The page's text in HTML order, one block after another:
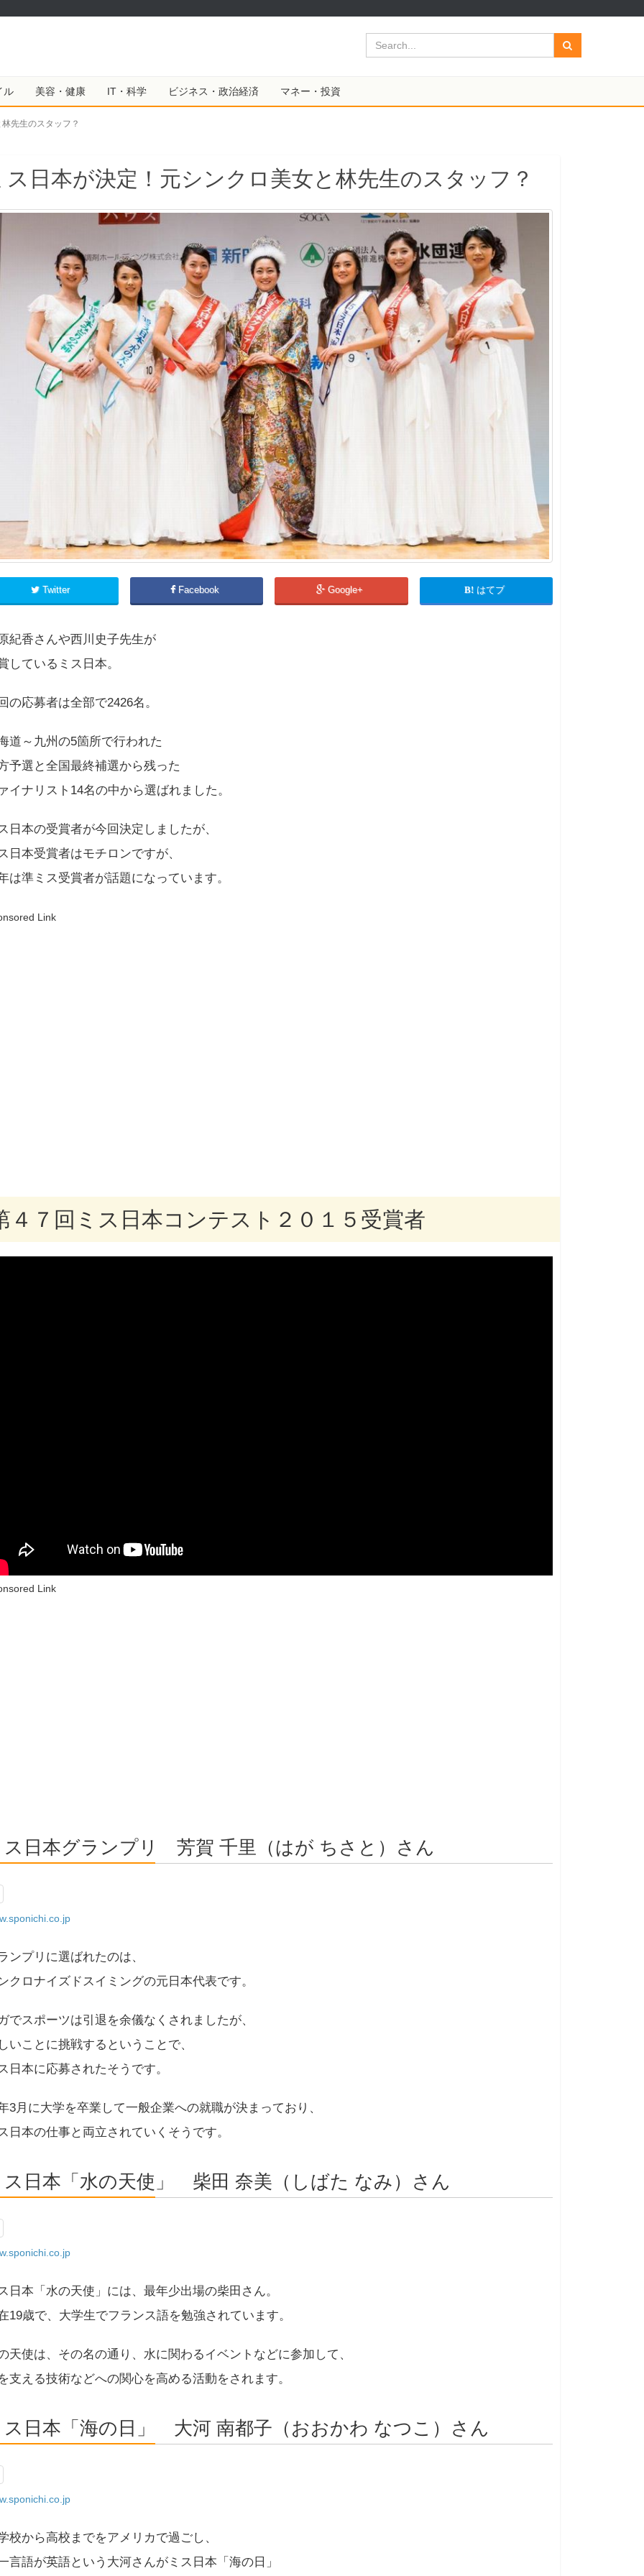
ル 美容・健康 IT・科学 ビジネス・政治経済 マネー・投資
先生のスタッフ？
ス日本が決定！元シンクロ美女と林先生のスタッフ？
Twitter Facebook Google+ はてブ
紀香さんや西川史子先生が
しているミス日本。
の応募者は全部で2426名。
道～九州の5箇所で行われた
予選と全国最終補選から残った
イナリスト14名の中から選ばれました。
日本の受賞者が今回決定しましたが、
日本受賞者はモチロンですが、
は準ミス受賞者が話題になっています。
Link
４７回ミス日本コンテスト２０１５受賞者
Link
ス日本グランプリ 芳賀 千里（はが ちさと）さん
ンプリに選ばれたのは、
クロナイズドスイミングの元日本代表です。
でスポーツは引退を余儀なくされましたが、
いことに挑戦するということで、
日本に応募されたそうです。
3月に大学を卒業して一般企業への就職が決まっており、
日本の仕事と両立されていくそうです。
ス日本「水の天使」 柴田 奈美（しばた なみ）さん
日本「水の天使」には、最年少出場の柴田さん。
19歳で、大学生でフランス語を勉強されています。
天使は、その名の通り、水に関わるイベントなどに参加して、
支える技術などへの関心を高める活動をされます。
ス日本「海の日」 大河 南都子（おおかわ なつこ）さん
校から高校までをアメリカで過ごし、
言語が英語という大河さんがミス日本「海の日」